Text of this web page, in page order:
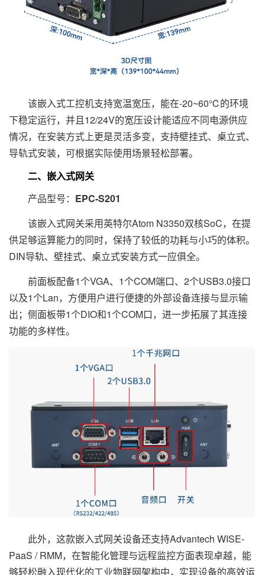
该嵌入式工控机支持宽温宽压，能在-20~60℃的环境
下稳定运行，并且12/24V的宽压设计能适应不同电源供应
情况，在安装方式上更是灵活多变，支持壁挂式、桌立式、
导轨式安装，可根据实际使用场景轻松部署。
二、嵌入式网关
产品型号： EPC-S201
该嵌入式网关采用英特尔Atom N3350双核SoC，在提
供足够运算能力的同时，保持了较低的功耗与小巧的体积。
DIN导轨、壁挂式、桌立式安装方式一应俱全。
前面板配备1个VGA、1个COM端口、2个USB3.0接口
以及1个Lan，方便用户进行便捷的外部设备连接与显示输
出；侧面板带1个DIO和1个COM口，进一步拓展了其连接
功能的多样性。
此外，这款嵌入式网关设备还支持Advantech WISE-
PaaS / RMM，在智能化管理与远程监控方面表现卓越，能
够轻松融入现代化的工业物联网架构中，实现设备的高效运